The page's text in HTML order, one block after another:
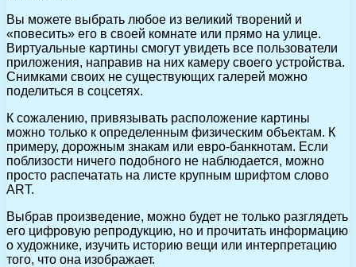
Вы можете выбрать любое из великий творений и
«повесить» его в своей комнате или прямо на улице.
Виртуальные картины смогут увидеть все пользователи
приложения, направив на них камеру своего устройства.
Снимками своих не существующих галерей можно
поделиться в соцсетях.
К сожалению, привязывать расположение картины
можно только к определенным физическим объектам. К
примеру, дорожным знакам или евро-банкнотам. Если
поблизости ничего подобного не наблюдается, можно
просто распечатать на листе крупным шрифтом слово
ART.
Выбрав произведение, можно будет не только разглядеть
его цифровую репродукцию, но и прочитать информацию
о художнике, изучить историю вещи или интерпретацию
того, что она изображает.